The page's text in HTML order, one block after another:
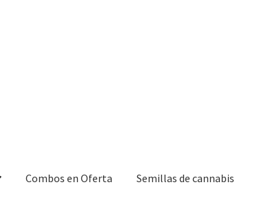
Combos en Oferta Semillas de cannabis